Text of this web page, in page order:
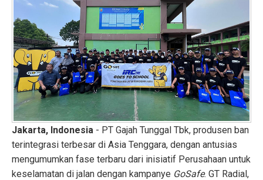
Jakarta, Indonesia - PT Gajah Tunggal Tbk, produsen ban
terintegrasi terbesar di Asia Tenggara, dengan antusias
mengumumkan fase terbaru dari inisiatif Perusahaan untuk
keselamatan di jalan dengan kampanye GoSafe. GT Radial,